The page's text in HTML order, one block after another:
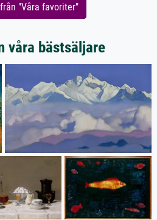
"Våra favoriter"
våra bästsäljare